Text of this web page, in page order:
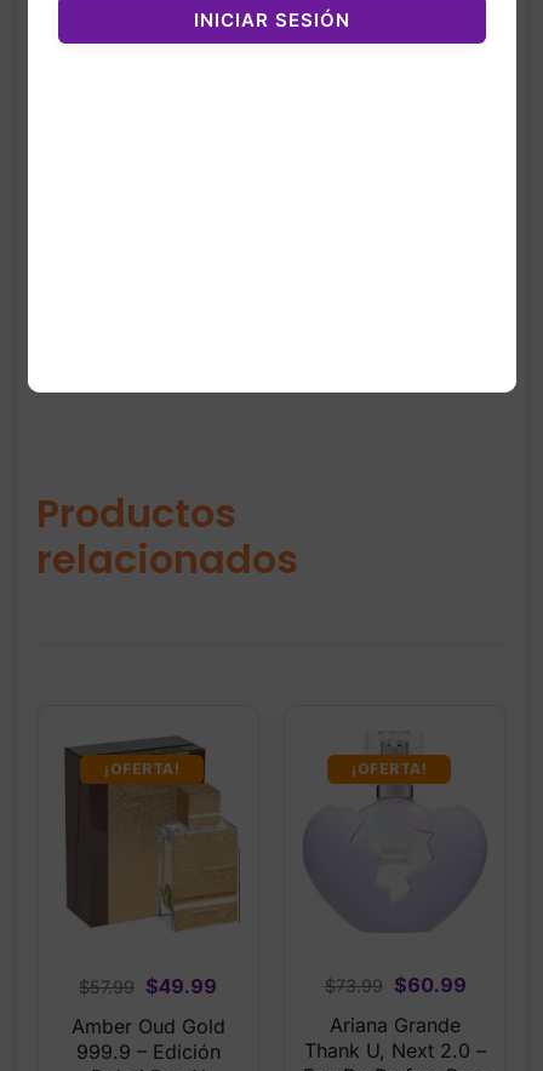
suave, orquídeas y coco tostado, creando
Productos
relacionados
¡OFERTA!
$57.99 Original
price
was:
$49.99
price
is:
Amber Oud Gold
999.9 – Edición
¡OFERTA!
$73.99
Original
price
was:
$60.99Current
is:
Ariana Grande
Thank U, Next 2.0 –
INICIAR SESIÓN